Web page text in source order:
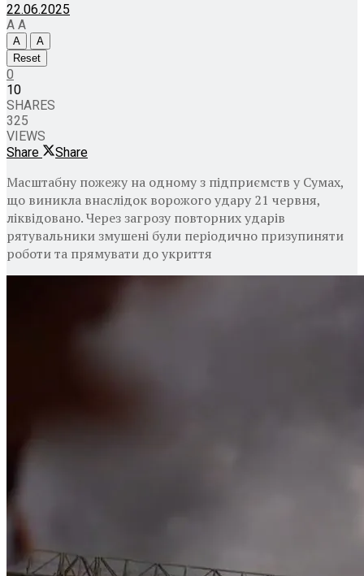
22.06.2025
A A
A
A
Reset
0
10
SHARES
325
VIEWS
Share
Share
Масштабну пожежу на одному з підприємств у Сумах,
що виникла внаслідок ворожого удару 21 червня,
ліквідовано. Через загрозу повторних ударів
рятувальники змушені були періодично призупиняти
роботи та прямувати до укриття